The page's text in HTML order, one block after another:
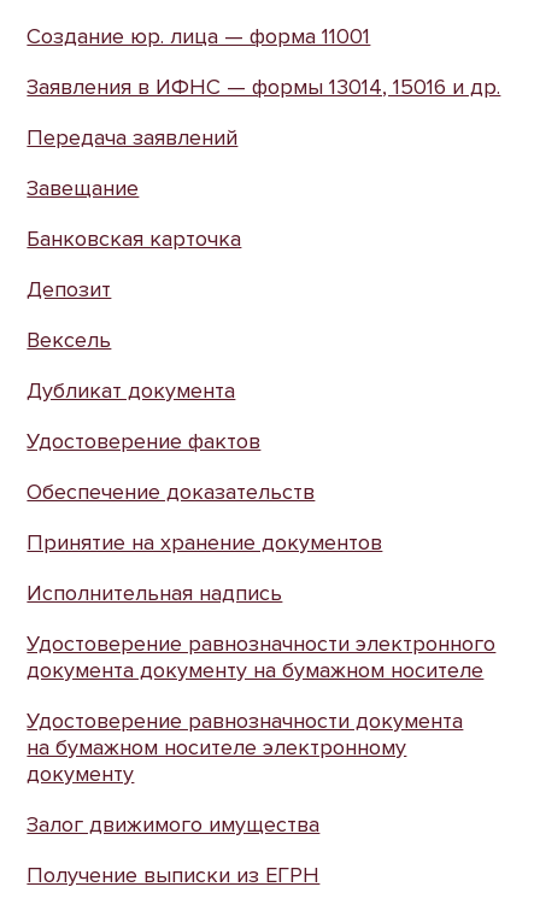
Создание юр. лица — форма 11001
Заявления в ИФНС — формы 13014, 15016 и др.
Передача заявлений
Завещание
Банковская карточка
Депозит
Вексель
Дубликат документа
Удостоверение фактов
Обеспечение доказательств
Принятие на хранение документов
Исполнительная надпись
Удостоверение равнозначности электронного
документа документу на бумажном носителе
Удостоверение равнозначности документа
на бумажном носителе электронному
документу
Залог движимого имущества
Получение выписки из ЕГРН